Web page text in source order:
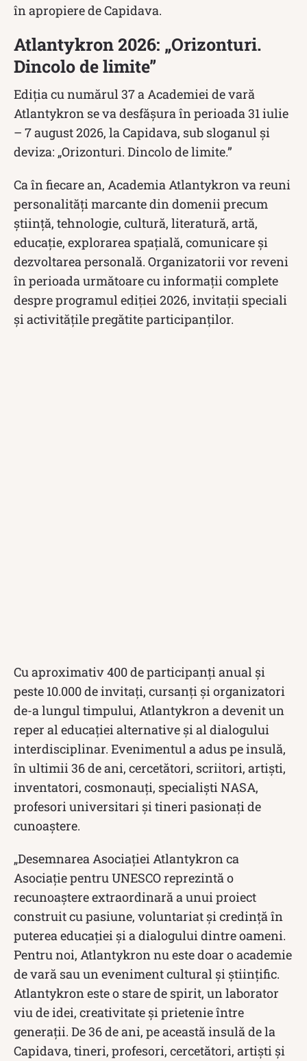
în apropiere de Capidava.
Atlantykron 2026: „Orizonturi.
Dincolo de limite”
Ediția cu numărul 37 a Academiei de vară
Atlantykron se va desfășura în perioada 31 iulie
– 7 august 2026, la Capidava, sub sloganul și
deviza: „Orizonturi. Dincolo de limite.”
Ca în fiecare an, Academia Atlantykron va reuni
personalități marcante din domenii precum
știință, tehnologie, cultură, literatură, artă,
educație, explorarea spațială, comunicare și
dezvoltarea personală. Organizatorii vor reveni
în perioada următoare cu informații complete
despre programul ediției 2026, invitații speciali
și activitățile pregătite participanților.
Cu aproximativ 400 de participanți anual și
peste 10.000 de invitați, cursanți și organizatori
de-a lungul timpului, Atlantykron a devenit un
reper al educației alternative și al dialogului
interdisciplinar. Evenimentul a adus pe insulă,
în ultimii 36 de ani, cercetători, scriitori, artiști,
inventatori, cosmonauți, specialiști NASA,
profesori universitari și tineri pasionați de
cunoaștere.
„Desemnarea Asociației Atlantykron ca
Asociație pentru UNESCO reprezintă o
recunoaștere extraordinară a unui proiect
construit cu pasiune, voluntariat și credință în
puterea educației și a dialogului dintre oameni.
Pentru noi, Atlantykron nu este doar o academie
de vară sau un eveniment cultural și științific.
Atlantykron este o stare de spirit, un laborator
viu de idei, creativitate și prietenie între
generații. De 36 de ani, pe această insulă de la
Capidava, tineri, profesori, cercetători, artiști și